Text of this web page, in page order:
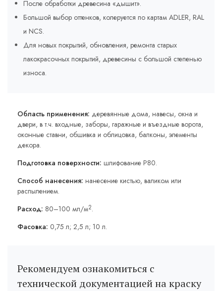
После обработки древесина «дышит».
Большой выбор оттенков, колеруется по картам ADLER, RAL
и NCS.
Для новых покрытий, обновления, ремонта старых
лакокрасочных покрытий, древесины с большой степенью
износа.
Область применения: деревянные дома, навесы, окна и
двери, в т.ч. входные, заборы, гаражные и въездные ворота,
оконные ставни, обшивка и облицовка, балконы, элементы
декора.
Подготовка поверхности: шлифование Р80.
Способ нанесения: нанесение кистью, валиком или
распылением.
Расход: 80–100 мл/м2.
Фасовка: 0,75 л; 2,5 л; 10 л.
Рекомендуем ознакомиться с
технической документацией на краску